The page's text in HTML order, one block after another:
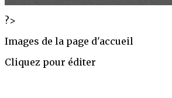
?>
Images de la page d'accueil
Cliquez pour éditer